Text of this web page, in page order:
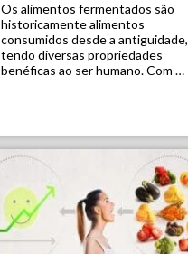
Os alimentos fermentados são
historicamente alimentos
consumidos desde a antiguidade,
tendo diversas propriedades
benéficas ao ser humano. Com a
denominado Alimentos
Fermentados, trazendo de forma
simplificada a história e muitas
evidências cientificas acerca de
sua segurança e aplicações para
[…]